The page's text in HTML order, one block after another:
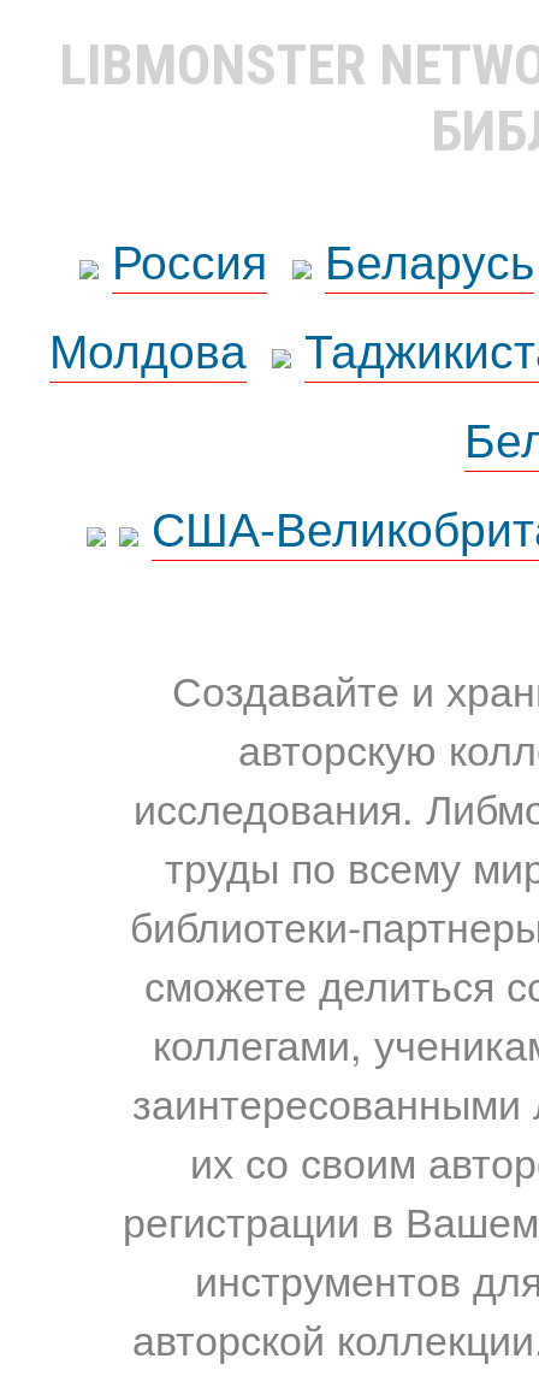
LIBMONSTER
Россия
Беларусь
Молдова
США-
Создавайте и
авторскую
исследования.
труды по всему
библиотеки-
сможете делиться
коллегами,
их со своим
регистрации в
инструментов
авторской